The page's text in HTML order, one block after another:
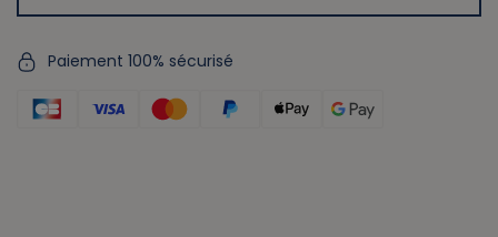
Paiement 100% sécurisé